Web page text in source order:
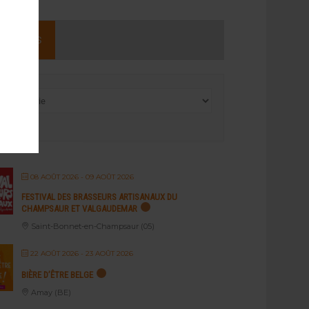
08 AOÛT 2026 - 09 AOÛT 2026
FESTIVAL DES BRASSEURS ARTISANAUX DU
CHAMPSAUR ET VALGAUDEMAR
Saint-Bonnet-en-Champsaur (05)
22 AOÛT 2026 - 23 AOÛT 2026
BIÈRE D’ÊTRE BELGE
Amay (BE)